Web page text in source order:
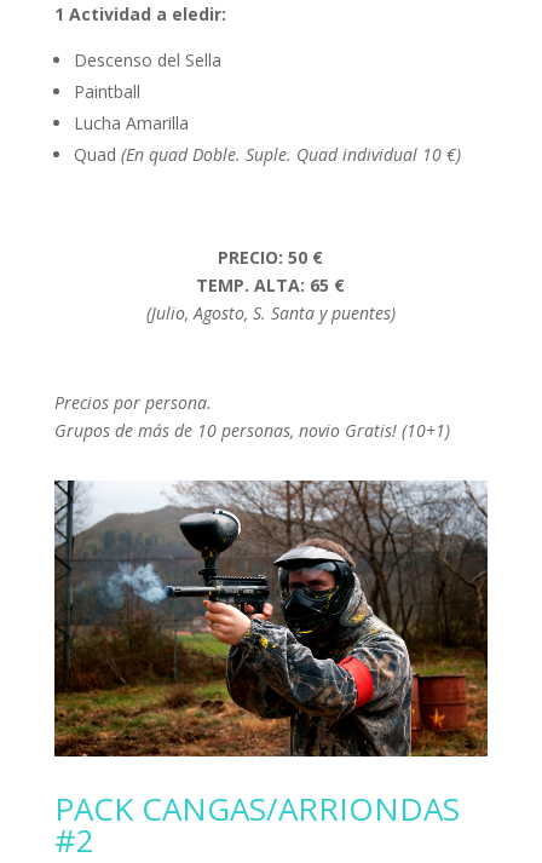
1 Actividad a eledir:
Descenso del Sella
Paintball
Lucha Amarilla
Quad (En quad Doble. Suple. Quad individual 10 €)
PRECIO: 50 €
TEMP. ALTA: 65 €
(Julio, Agosto, S. Santa y puentes)
Precios por persona.
Grupos de más de 10 personas, novio Gratis! (10+1)
PACK CANGAS/ARRIONDAS
#2